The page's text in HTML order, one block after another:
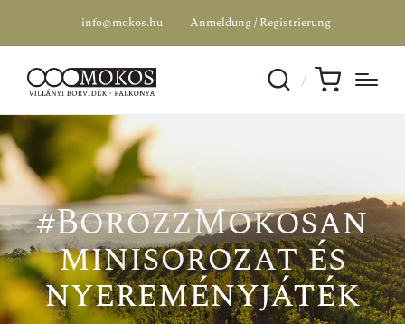
info@mokos.hu Anmeldung / Registrierung
#BorozzMokosan
minisorozat és
nyereményjáték